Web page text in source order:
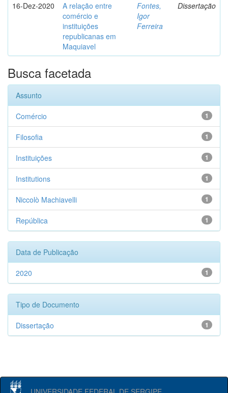
16-Dez-2020
A relação entre
comércio e
instituições
republicanas em
Maquiavel
Fontes,
Igor
Ferreira
Dissertação
Busca facetada
Assunto
1
Comércio
1
Filosofia
1
Instituições
1
Institutions
1
Niccolò Machiavelli
1
República
Data de Publicação
1
2020
Tipo de Documento
1
Dissertação